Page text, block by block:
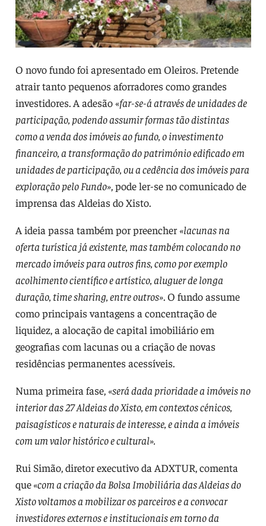
O novo fundo foi apresentado em Oleiros. Pretende
atrair tanto pequenos aforradores como grandes
investidores. A adesão «far-se-á através de unidades de
participação, podendo assumir formas tão distintas
como a venda dos imóveis ao fundo, o investimento
financeiro, a transformação do património edificado em
unidades de participação, ou a cedência dos imóveis para
exploração pelo Fundo», pode ler-se no comunicado de
imprensa das Aldeias do Xisto.
A ideia passa também por preencher «lacunas na
oferta turística já existente, mas também colocando no
mercado imóveis para outros fins, como por exemplo
acolhimento científico e artístico, aluguer de longa
duração, time sharing, entre outros». O fundo assume
como principais vantagens a concentração de
liquidez, a alocação de capital imobiliário em
geografias com lacunas ou a criação de novas
residências permanentes acessíveis.
Numa primeira fase, «será dada prioridade a imóveis no
interior das 27 Aldeias do Xisto, em contextos cénicos,
paisagísticos e naturais de interesse, e ainda a imóveis
com um valor histórico e cultural».
Rui Simão, diretor executivo da ADXTUR, comenta
que«com a criação da Bolsa Imobiliária das Aldeias do
Xisto voltamos a mobilizar os parceiros e a convocar
investidores externos e institucionais em torno da